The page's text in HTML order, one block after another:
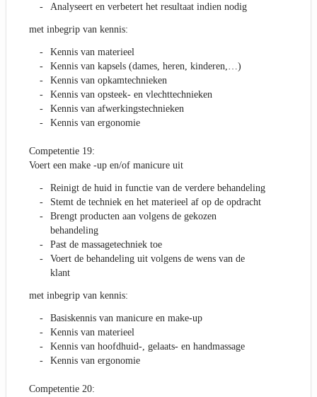
Analyseert en verbetert het resultaat indien nodig
met inbegrip van kennis:
Kennis van materieel
Kennis van kapsels (dames, heren, kinderen,…)
Kennis van opkamtechnieken
Kennis van opsteek- en vlechttechnieken
Kennis van afwerkingstechnieken
Kennis van ergonomie
Competentie 19:
Voert een make -up en/of manicure uit
Reinigt de huid in functie van de verdere behandeling
Stemt de techniek en het materieel af op de opdracht
Brengt producten aan volgens de gekozen
behandeling
Past de massagetechniek toe
Voert de behandeling uit volgens de wens van de
klant
met inbegrip van kennis:
Basiskennis van manicure en make-up
Kennis van materieel
Kennis van hoofdhuid-, gelaats- en handmassage
Kennis van ergonomie
Competentie 20: